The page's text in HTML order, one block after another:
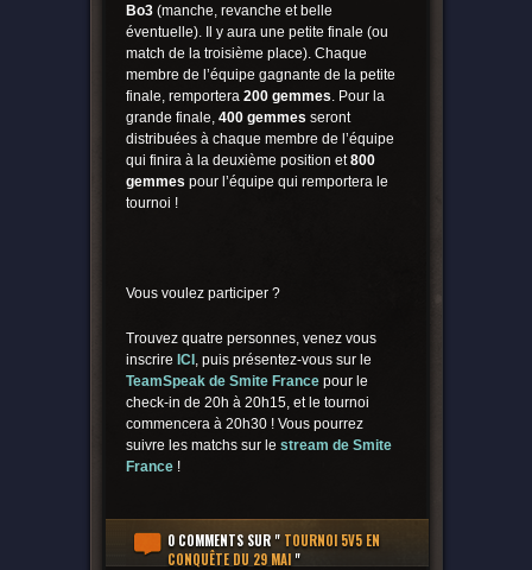
Bo3(manche, revanche et belle
éventuelle). Il y aura une petite finale (ou
match de la troisième place). Chaque
membre de l’équipe gagnante de la petite
finale, remportera 200 gemmes. Pour la
grande finale, 400 gemmes seront
distribuées à chaque membre de l’équipe
qui finira à la deuxième position et800
gemmes pour l’équipe qui remportera le
tournoi !
Vous voulez participer ?
Trouvez quatre personnes, venez vous
inscrire ICI , puis présentez-vous sur le
TeamSpeak de Smite Francepour le
check-in de 20h à 20h15, et le tournoi
commencera à 20h30 ! Vous pourrez
suivre les matchs sur le stream de Smite
France!
0 COMMENTSSUR " TOURNOI 5V5 EN
CONQUÊTE DU 29 MAI"